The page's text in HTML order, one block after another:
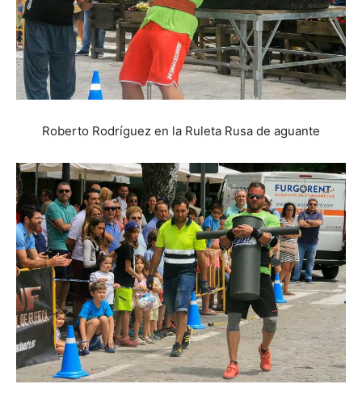
Roberto Rodríguez en la Ruleta Rusa de aguante